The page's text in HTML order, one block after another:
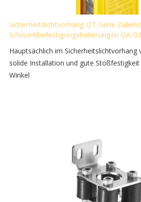
Sicherheitslichtvorhang QT-Serie
Schwenkbefestigungshalterungen QA-02
Hauptsächlich im Sicherheitslichtvorhang
solide Installation und gute
Winkel